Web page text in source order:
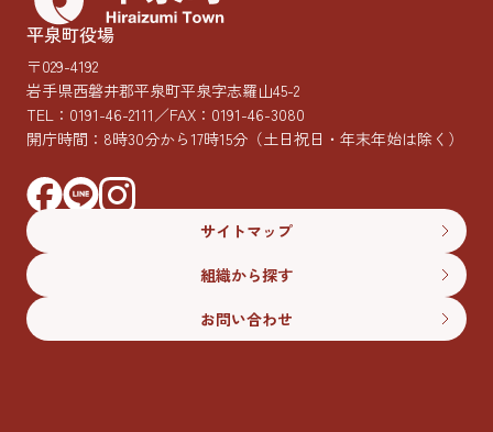
平泉町役場
〒029-4192
岩手県西磐井郡平泉町平泉字志羅山45-2
TEL： 0191-46-2111／FAX：0191-46-3080
開庁時間：8時30分から17時15分 （土日祝日・年末年始は除く）
サイトマップ
組織から探す
お問い合わせ